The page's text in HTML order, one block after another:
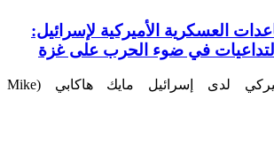
العسكرية الأميركية لإسرائيل:
في ضوء الحرب على غزة
أعلن السفير الأميركي لدى إسرائيل مايك هاكابي (Mike